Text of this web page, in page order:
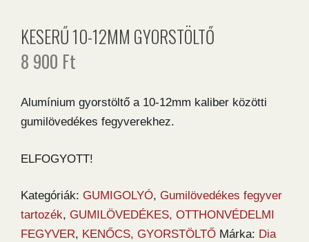
KESERŰ 10-12MM GYORSTÖLTŐ
8 900 Ft
Alumínium gyorstöltő a 10-12mm kaliber közötti
gumilövedékes fegyverekhez.
ELFOGYOTT!
Kategóriák: GUMIGOLYÓ, Gumilövedékes fegyver
tartozék, GUMILÖVEDÉKES, OTTHONVÉDELMI
FEGYVER, KENŐCS, GYORSTÖLTŐ Márka: Dia